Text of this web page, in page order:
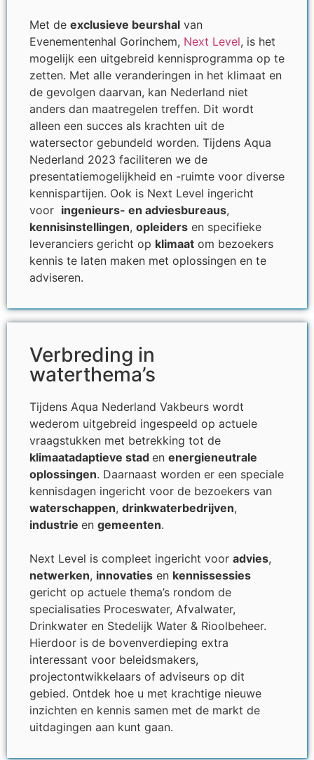
Met de exclusieve beurshal van
Evenementenhal Gorinchem, Next Level, is het
mogelijk een uitgebreid kennisprogramma op te
zetten. Met alle veranderingen in het klimaat en
de gevolgen daarvan, kan Nederland niet
anders dan maatregelen treffen. Dit wordt
alleen een succes als krachten uit de
watersector gebundeld worden. Tijdens Aqua
Nederland 2023 faciliteren we de
presentatiemogelijkheid en -ruimte voor diverse
kennispartijen. Ook is Next Level ingericht
voor ingenieurs- en adviesbureaus,
kennisinstellingen, opleiders en specifieke
leveranciers gericht op klimaat om bezoekers
kennis te laten maken met oplossingen en te
adviseren.
Verbreding in
waterthema’s
Tijdens Aqua Nederland Vakbeurs wordt
wederom uitgebreid ingespeeld op actuele
vraagstukken met betrekking tot de
klimaatadaptieve stad en energieneutrale
oplossingen. Daarnaast worden er een speciale
kennisdagen ingericht voor de bezoekers van
waterschappen, drinkwaterbedrijven,
industrie en gemeenten.
Next Level is compleet ingericht voor advies,
netwerken, innovaties en kennissessies
gericht op actuele thema’s rondom de
specialisaties Proceswater, Afvalwater,
Drinkwater en Stedelijk Water & Rioolbeheer.
Hierdoor is de bovenverdieping extra
interessant voor beleidsmakers,
projectontwikkelaars of adviseurs op dit
gebied. Ontdek hoe u met krachtige nieuwe
inzichten en kennis samen met de markt de
uitdagingen aan kunt gaan.